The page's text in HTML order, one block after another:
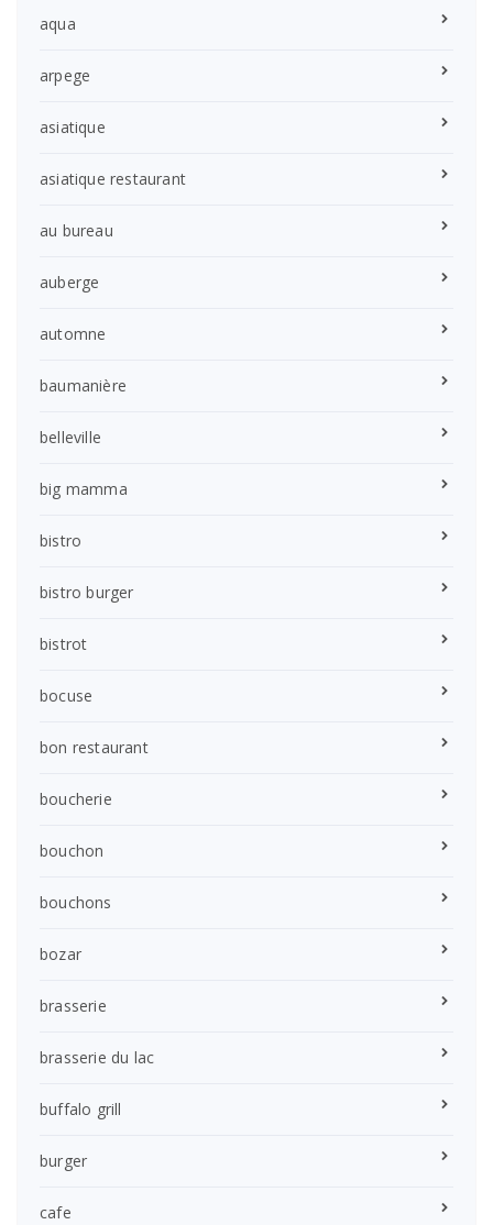
aqua
arpege
asiatique
asiatique restaurant
au bureau
auberge
automne
baumanière
belleville
big mamma
bistro
bistro burger
bistrot
bocuse
bon restaurant
boucherie
bouchon
bouchons
bozar
brasserie
brasserie du lac
buffalo grill
burger
cafe